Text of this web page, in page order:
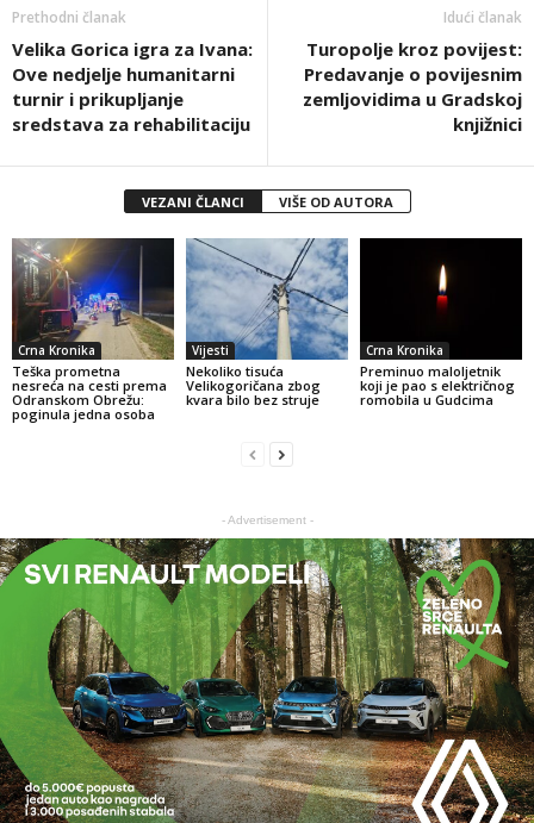
Prethodni članak
Velika Gorica igra za Ivana:
Ove nedjelje humanitarni
turnir i prikupljanje
sredstava za rehabilitaciju
Idući članak
Turopolje kroz povijest:
Predavanje o povijesnim
zemljovidima u Gradskoj
knjižnici
VEZANI ČLANCI VIŠE OD AUTORA
Crna Kronika
Teška prometna
nesreća na cesti prema
Odranskom Obrežu:
poginula jedna osoba
Vijesti
Nekoliko tisuća
Velikogoričana zbog
kvara bilo bez struje
Crna Kronika
Preminuo maloljetnik
koji je pao s električnog
romobila u Gudcima
- Advertisement -